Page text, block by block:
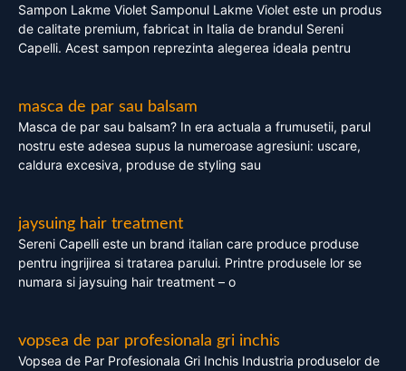
Sampon Lakme Violet Samponul Lakme Violet este un produs
de calitate premium, fabricat in Italia de brandul Sereni
Capelli. Acest sampon reprezinta alegerea ideala pentru
masca de par sau balsam
Masca de par sau balsam? In era actuala a frumusetii, parul
nostru este adesea supus la numeroase agresiuni: uscare,
caldura excesiva, produse de styling sau
jaysuing hair treatment
Sereni Capelli este un brand italian care produce produse
pentru ingrijirea si tratarea parului. Printre produsele lor se
numara si jaysuing hair treatment – o
vopsea de par profesionala gri inchis
Vopsea de Par Profesionala Gri Inchis Industria produselor de